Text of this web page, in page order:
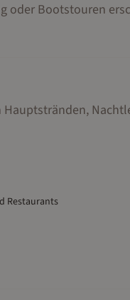
oder Bootstouren
Restaurants